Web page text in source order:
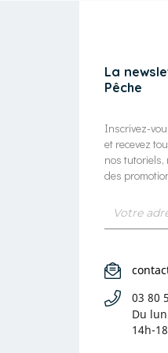
La
Pêche
Inscrivez-
et recevez
nos tutoriels,
des
03 80
Du
14h-